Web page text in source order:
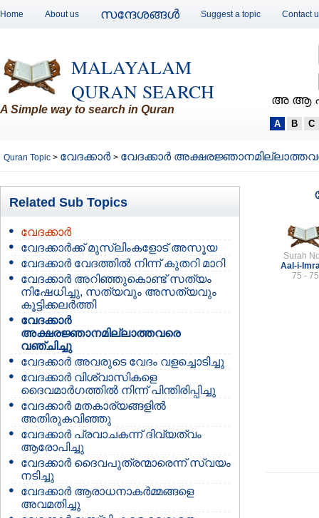
Home About us സന്ദേശങ്ങള്‍ Suggest a topic Contact
MALAYALAM
QURAN SEARCH
A Simple way to search in Quran
അ ആ
A B C
Quran Topic > വേദക്കാര്‍ > വേദക്കാര്‍
Related Sub Topics
വേദക്കാര്‍
വേദക്കാര്‍ക്ക് മുസ്ലിംകളോട് അസൂയ
വേദക്കാര്‍ വേദത്തില്‍ നിന്ന്‍ കുതറി മാറി
വേദക്കാര്‍ അറിഞ്ഞുകൊണ്ട് സത്യം
നിഷേധിച്ചു, സത്യവും അസത്യവും
കൂട്ടിക്കലര്‍ത്തി
വേദക്കാര്‍
അക്ഷരജ്ഞാനമില്ലാത്തവരെ
വഞ്ചിച്ചു
വേദക്കാര്‍ അവരുടെ വേദം വളച്ചൊടിച്ചു
വേദക്കാര്‍ വിശ്വാസികളെ
ദൈവമാര്‍ഗത്തില്‍ നിന്ന് പിന്തിരിപ്പിച്ചു
വേദക്കാര്‍ മതകാര്യങ്ങളില്‍
അതിരുകവിഞ്ഞു
വേദക്കാര്‍ പ്രവാചകന്ന്‍ ദിവ്യത്വം
ആരോപിച്ചു
വേദക്കാര്‍ ദൈവപുത്രന്മാരെന്ന്‍ സ്വയം
നടിച്ചു
വേദക്കാര്‍ ആരാധനാകര്‍മ്മങ്ങളെ
അവമതിച്ചു
Surah
Aal-i-
75 - 75